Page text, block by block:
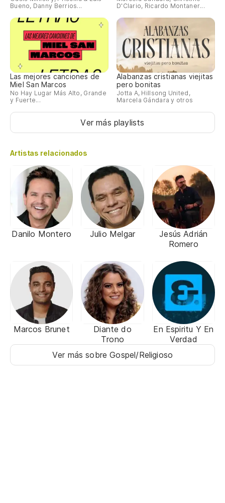
Bueno, Danny Berrios...
D'Clario, Ricardo Montaner...
Las mejores canciones de
Miel San Marcos
No Hay Lugar Más Alto, Grande
y Fuerte...
Alabanzas cristianas viejitas
pero bonitas
Jotta A, Hillsong United,
Marcela Gándara y otros
Ver más playlists
Artistas relacionados
Danilo Montero Julio Melgar
Jesús Adrián
Romero
Marcos Brunet
Diante do
Trono
En Espiritu Y En
Verdad
Ver más sobre Gospel/Religioso